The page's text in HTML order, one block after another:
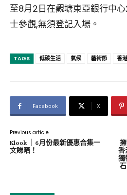
至8月2日在觀塘東亞銀行中
士參觀,無須登記入場。
TAGS 低碳生活 氣候 藝術節 香港
Facebook X
Previous article
Klook ｜6月份最新優惠合集一
文睇晒！
香
獨